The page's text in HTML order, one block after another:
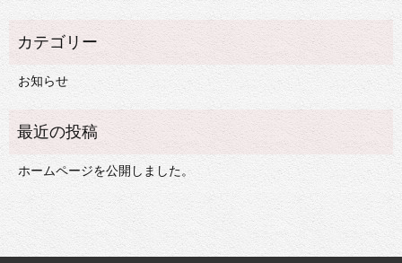
お知らせ
ホームページを公開しました。